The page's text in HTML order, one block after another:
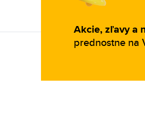
Akcie, zľavy a
prednostne na